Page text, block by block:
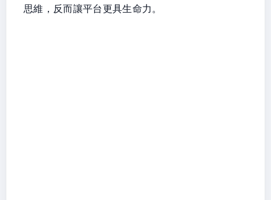
思維，反而讓平台更具生命力。